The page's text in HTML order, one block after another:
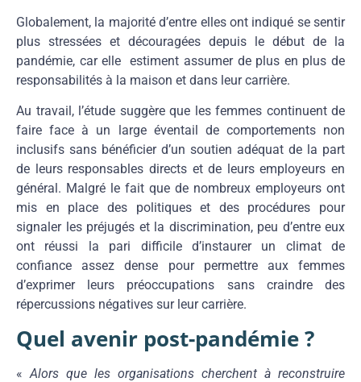
Globalement, la majorité d’entre elles ont indiqué se sentir
plus stressées et découragées depuis le début de la
pandémie, car elle estiment assumer de plus en plus de
responsabilités à la maison et dans leur carrière.
Au travail, l’étude suggère que les femmes continuent de
faire face à un large éventail de comportements non
inclusifs sans bénéficier d’un soutien adéquat de la part
de leurs responsables directs et de leurs employeurs en
général. Malgré le fait que de nombreux employeurs ont
mis en place des politiques et des procédures pour
signaler les préjugés et la discrimination, peu d’entre eux
ont réussi la pari difficile d’instaurer un climat de
confiance assez dense pour permettre aux femmes
d’exprimer leurs préoccupations sans craindre des
répercussions négatives sur leur carrière.
Quel avenir post-pandémie ?
« Alors que les organisations cherchent à reconstruire